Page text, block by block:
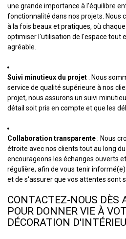
une grande importance à l'équilibre
fonctionnalité dans nos projets. Nous
à la fois beaux et pratiques, où
optimiser l'utilisation de l'espace tout
agréable.
Suivi minutieux du projet: Nous
service de qualité supérieure à nos
projet, nous assurons un suivi
détail soit pris en compte et que les
Collaboration transparente: Nous
étroite avec nos clients tout au long
encourageons les échanges ouverts
régulière, afin de vous tenir
et de s'assurer que vos attentes sont
CONTACTEZ-NOUS DÈS
POUR DONNER VIE À
DÉCORATION